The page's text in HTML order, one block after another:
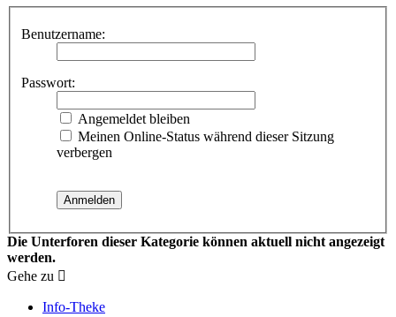
Benutzername:
Passwort:
Angemeldet bleiben
Meinen Online-Status während dieser Sitzung
verbergen
Die Unterforen dieser Kategorie können aktuell nicht angezeigt
werden.
Gehe zu
Info-Theke